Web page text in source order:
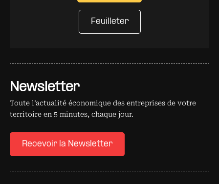
Newsletter
Toute l’actualité économique des entreprises de votre
territoire en 5 minutes, chaque jour.
Recevoir la Newsletter
Feuilleter